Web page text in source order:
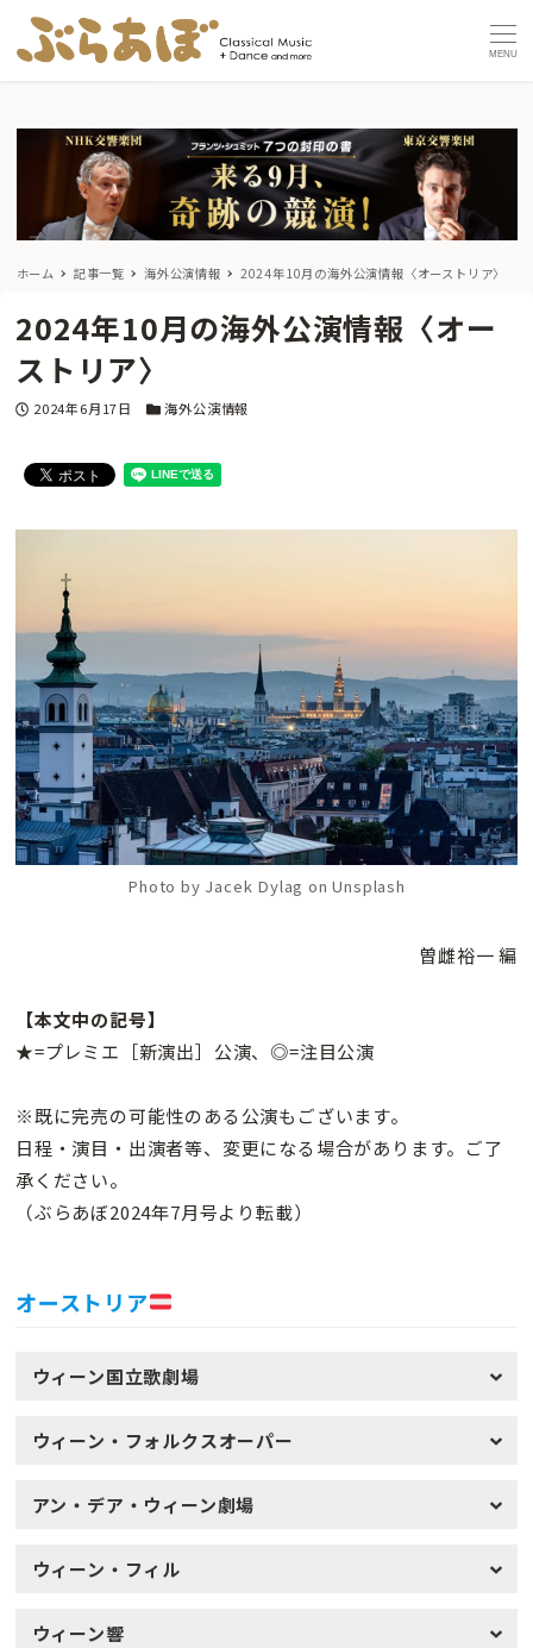
MENU
ホーム 記事一覧 海外公演情報 2024年10月の海外公演情報〈オーストリア〉
2024年10月の海外公演情報〈オー
ストリア〉
投稿日
2024年6月17日 カテゴリー
海外公演情報
Photo by Jacek Dylag on Unsplash
曽雌裕一 編
【本文中の記号】
★=プレミエ［新演出］公演、◎=注目公演
※既に完売の可能性のある公演もございます。
日程・演目・出演者等、変更になる場合があります。ご了
承ください。
（ぶらあぼ2024年7月号より転載）
オーストリア
ウィーン国立歌劇場
ウィーン・フォルクスオーパー
アン・デア・ウィーン劇場
ウィーン・フィル
ウィーン響